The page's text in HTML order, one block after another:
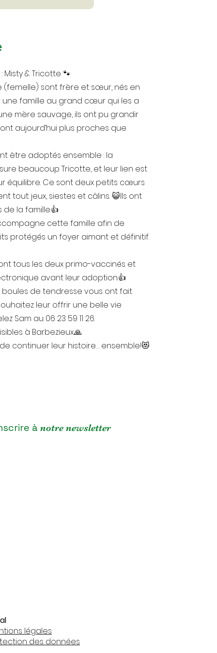
: Misty & Tricotte 🐾
(femelle) sont frère et sœur, nés en
une famille au grand cœur qui les a
mère sauvage, ils ont pu grandir
aujourd’hui plus proches que
être adoptés ensemble : la
beaucoup Tricotte, et leur lien est
équilibre. Ce sont deux petits cœurs
tout: jeux, siestes et câlins. 😺Ils ont
la famille.👍
cette famille afin de
protégés un foyer aimant et définitif.
tous les deux primo-vaccinés et
avant leur adoption.👍
boules de tendresse vous ont fait
leur offrir une belle vie
Sam au 06 23 59 11 26.
à Barbezieux.🙏
continuer leur histoire… ensemble!😻
ànotre newsletter
légales
des données